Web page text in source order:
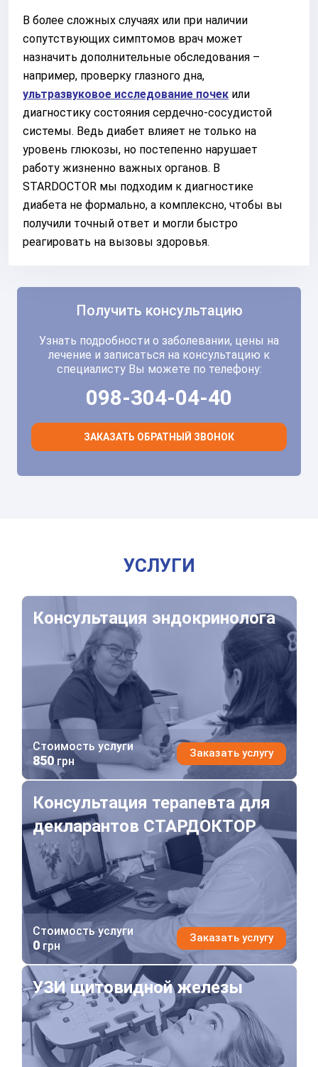
В более сложных случаях или при наличии
сопутствующих симптомов врач может
назначить дополнительные обследования –
например, проверку глазного дна,
ультразвуковое исследование почек или
диагностику состояния сердечно-сосудистой
системы. Ведь диабет влияет не только на
уровень глюкозы, но постепенно нарушает
работу жизненно важных органов. В
STARDOCTOR мы подходим к диагностике
диабета не формально, а комплексно, чтобы вы
получили точный ответ и могли быстро
реагировать на вызовы здоровья.
Получить консультацию
Узнать подробности о заболевании, цены на
лечение и записаться на консультацию к
специалисту Вы можете по телефону:
098-304-04-40
ЗАКАЗАТЬ ОБРАТНЫЙ ЗВОНОК
УСЛУГИ
Консультация эндокринолога
Консультация эндокринолога
Стоимость услуги
850грн
Заказать услугу
Консультация терапевта для декларантов
Консультация терапевта для
декларантов СТАРДОКТОР
Стоимость услуги
0грн
Заказать услугу
УЗИ щитовидной железы
УЗИ щитовидной железы